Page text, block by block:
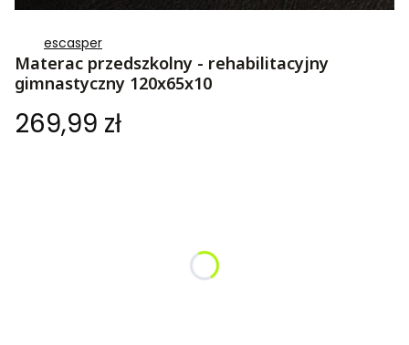
escasper
Materac przedszkolny - rehabilitacyjny
gimnastyczny 120x65x10
Cena
269,99 zł